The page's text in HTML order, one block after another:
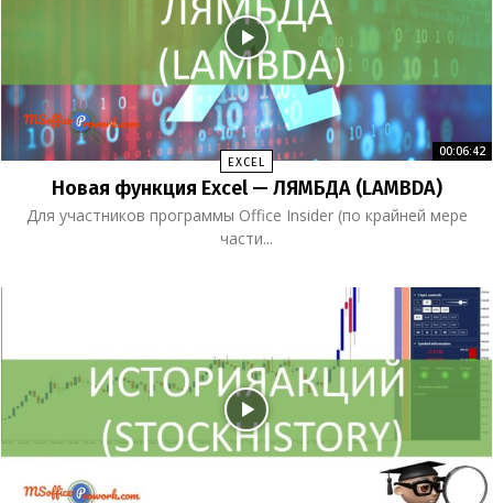
EXCEL
00:06:42
Новая функция Excel — ЛЯМБДА (LAMBDA)
Для участников программы Office Insider (по крайней мере
части...